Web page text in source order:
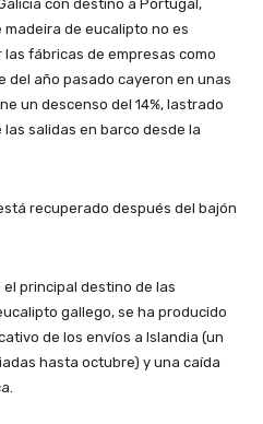
con destino a Portugal,
de eucalipto no es
fábricas de empresas como
del año pasado cayeron en unas
un descenso del 14%, lastrado
salidas en barco desde la
recuperado después del bajón
principal destino de las
gallego, se ha producido
de los envíos a Islandia (un
hasta octubre) y una caída